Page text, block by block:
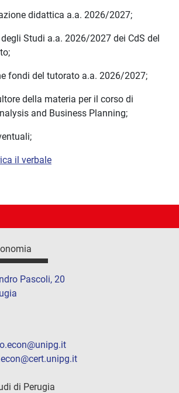
didattica a.a. 2026/2027;
Studi a.a. 2026/2027 dei CdS del
fondi del tutorato a.a. 2026/2027;
della materia per il corso di
and Business Planning;
il verbale
Pascoli, 20
di Perugia